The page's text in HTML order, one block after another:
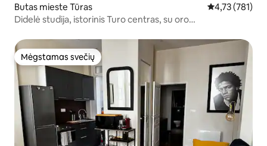
Butas mieste Tūras Vidutinis
4,73 (781)
Didelė studija, istorinis Turo centras, su oro
Mėgstamas svečių
Mėgstamas svečių